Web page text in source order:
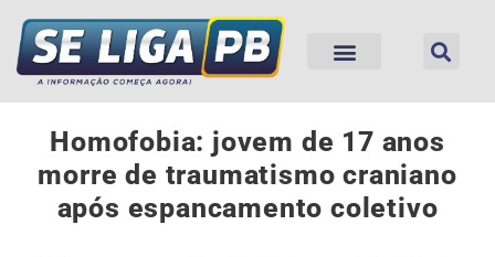
Homofobia: jovem de 17 anos
morre de traumatismo craniano
após espancamento coletivo